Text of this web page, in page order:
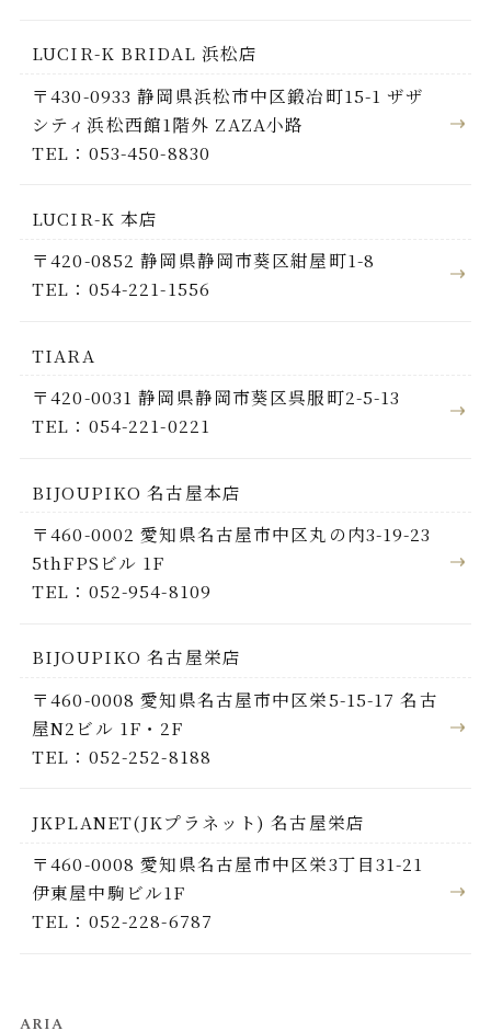
LUCIR-K BRIDAL 浜松店
〒430-0933 静岡県浜松市中区鍛冶町15-1 ザザ
シティ浜松西館1階外 ZAZA小路
TEL：053-450-8830
LUCIR-K 本店
〒420-0852 静岡県静岡市葵区紺屋町1-8
TEL：054-221-1556
TIARA
〒420-0031 静岡県静岡市葵区呉服町2-5-13
TEL：054-221-0221
BIJOUPIKO 名古屋本店
〒460-0002 愛知県名古屋市中区丸の内3-19-23
5thFPSビル 1F
TEL：052-954-8109
BIJOUPIKO 名古屋栄店
〒460-0008 愛知県名古屋市中区栄5-15-17 名古
屋N2ビル 1F・2F
TEL：052-252-8188
JKPLANET(JKプラネット) 名古屋栄店
〒460-0008 愛知県名古屋市中区栄3丁目31-21
伊東屋中駒ビル1F
TEL：052-228-6787
ARIA